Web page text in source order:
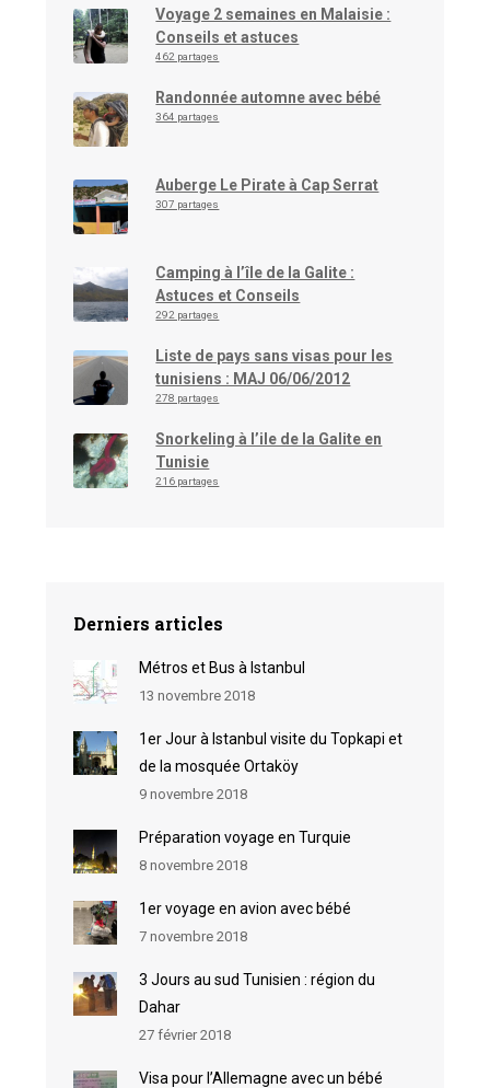
Voyage 2 semaines en Malaisie :
Conseils et astuces
462 partages
Randonnée automne avec bébé
364 partages
Auberge Le Pirate à Cap Serrat
307 partages
Camping à l’île de la Galite :
Astuces et Conseils
292 partages
Liste de pays sans visas pour les
tunisiens : MAJ 06/06/2012
278 partages
Snorkeling à l’ile de la Galite en
Tunisie
216 partages
Derniers articles
Métros et Bus à Istanbul
13 novembre 2018
1er Jour à Istanbul visite du Topkapi et
de la mosquée Ortaköy
9 novembre 2018
Préparation voyage en Turquie
8 novembre 2018
1er voyage en avion avec bébé
7 novembre 2018
3 Jours au sud Tunisien : région du
Dahar
27 février 2018
Visa pour l’Allemagne avec un bébé